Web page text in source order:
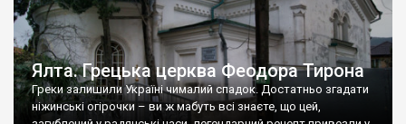
Ялта. Грецька церква Феодора Тирона
Греки залишили Україні чималий спадок. Достатньо згадати
ніжинські огірочки – ви ж мабуть всі знаєте, що цей,